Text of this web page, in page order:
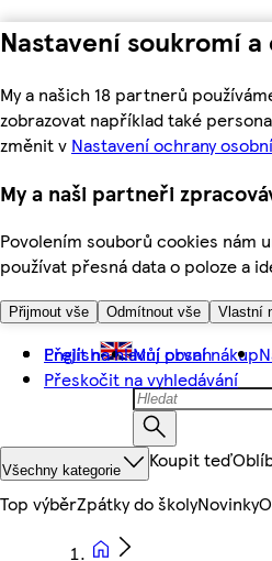
Nastavení soukromí
My a našich 18 partnerů
zobrazovat například také
změnit v Nastavení ochrany
My a naši partneři
Povolením souborů cookies nám
používat přesná data o poloze a
Přijmout vše Odmítnout vše Vlastní
Přejít na hlavní obsah
Přeskočit na vyhledávání
English Můj první nákup
Všechny kategorie Koupit teď
Top výběrZpátky do školyNovinky